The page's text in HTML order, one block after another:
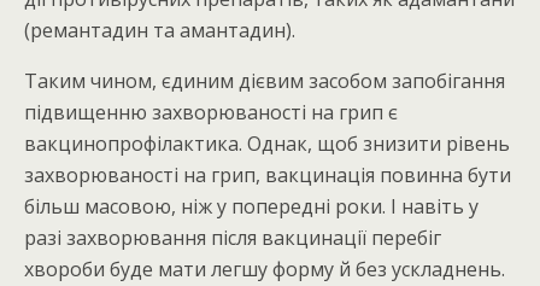
(ремантадин та амантадин).
Таким чином, єдиним дієвим засобом запобігання
підвищенню захворюваності на грип є
вакцинопрофілактика. Однак, щоб знизити рівень
захворюваності на грип, вакцинація повинна бути
більш масовою, ніж у попередні роки. І навіть у
разі захворювання після вакцинації перебіг
хвороби буде мати легшу форму й без ускладнень.